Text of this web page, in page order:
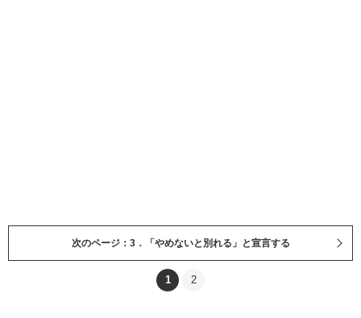
次のページ：3．「やめないと別れる」と宣言する
1 2